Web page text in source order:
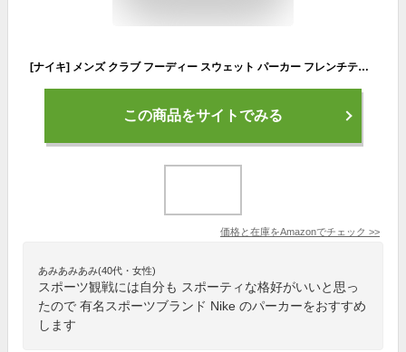
[ナイキ] メンズ クラブ フーディー スウェット パーカー フレンチテリー フルジップ スポーツ トレーニング ウェア (グレー, M) [並行輸入品]
この商品をサイトでみる
価格と在庫をAmazonでチェック >>
あみあみあみ(40代・女性)
スポーツ観戦には自分も スポーティな格好がいいと思っ
たので 有名スポーツブランド Nike のパーカーをおすすめ
します